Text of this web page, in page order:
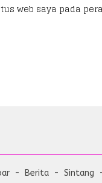
web saya pada
Berita Sintang